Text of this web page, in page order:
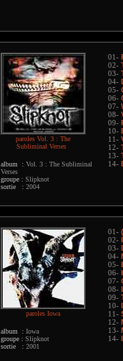
paroles Vol. 3 : The
Subliminal Verses
album : Vol. 3 : The Subliminal
Verses
groupe : Slipknot
sortie : 2004
01-
02-
03-
04-
05-
06-
07-
08-
09-
10-
11-
12-
13-
14-
paroles Iowa
album : Iowa
groupe : Slipknot
sortie : 2001
01-
02-
03-
04-
05-
06-
07-
08-
09-
10-
11-
12-
13-
14-